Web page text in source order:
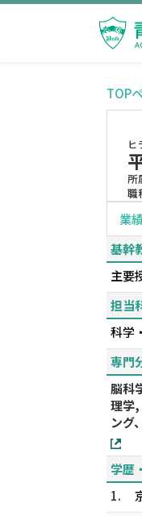
TOP
ヒ
所
職
業
基幹
主要
担当
科学
専門
脳科
理学,
ング
学歴
1.